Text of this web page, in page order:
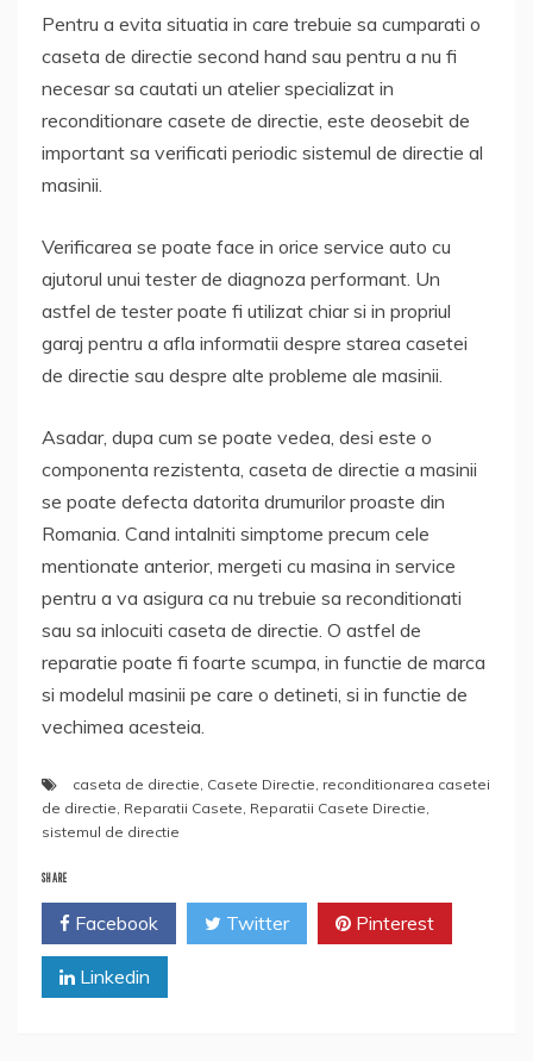
Pentru a evita situatia in care trebuie sa cumparati o
caseta de directie second hand sau pentru a nu fi
necesar sa cautati un atelier specializat in
reconditionare casete de directie, este deosebit de
important sa verificati periodic sistemul de directie al
masinii.
Verificarea se poate face in orice service auto cu
ajutorul unui tester de diagnoza performant. Un
astfel de tester poate fi utilizat chiar si in propriul
garaj pentru a afla informatii despre starea casetei
de directie sau despre alte probleme ale masinii.
Asadar, dupa cum se poate vedea, desi este o
componenta rezistenta, caseta de directie a masinii
se poate defecta datorita drumurilor proaste din
Romania. Cand intalniti simptome precum cele
mentionate anterior, mergeti cu masina in service
pentru a va asigura ca nu trebuie sa reconditionati
sau sa inlocuiti caseta de directie. O astfel de
reparatie poate fi foarte scumpa, in functie de marca
si modelul masinii pe care o detineti, si in functie de
vechimea acesteia.
caseta de directie Casete Directie reconditionarea casetei
de directie Reparatii Casete Reparatii Casete Directie
sistemul de directie
SHARE
Facebook Twitter Pinterest
Linkedin